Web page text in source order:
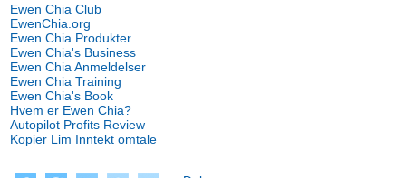
Ewen Chia Club
EwenChia.org
Ewen Chia Produkter
Ewen Chia's Business
Ewen Chia Anmeldelser
Ewen Chia Training
Ewen Chia's Book
Hvem er Ewen Chia?
Autopilot Profits Review
Kopier Lim Inntekt omtale